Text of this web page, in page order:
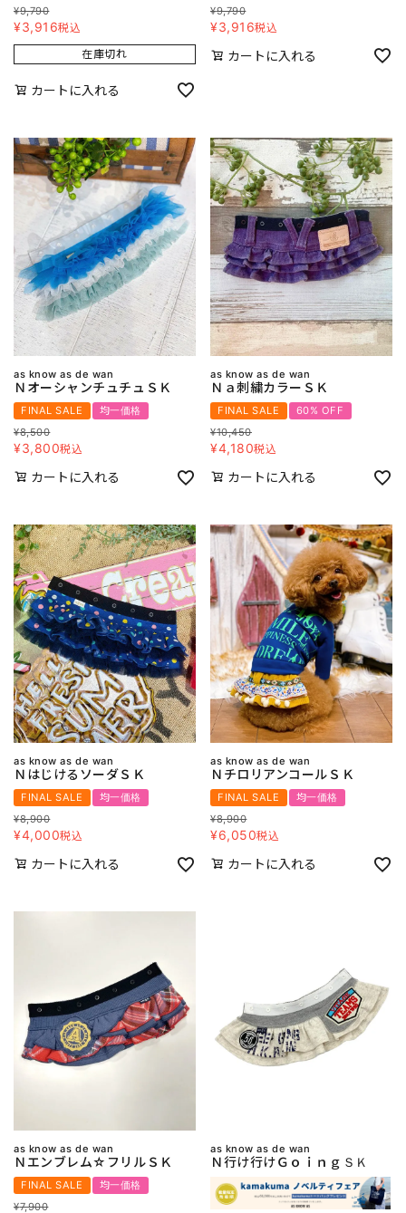
¥9,790
¥3,916税込
在庫切れ
カートに入れる
¥9,790
¥3,916税込
カートに入れる
as know as de wan
ＮオーシャンチュチュＳＫ
FINAL SALE
均一価格
¥8,500
¥3,800税込
カートに入れる
as know as de wan
Ｎａ刺繍カラーＳＫ
FINAL SALE
60% OFF
¥10,450
¥4,180税込
カートに入れる
as know as de wan
ＮはじけるソーダＳＫ
FINAL SALE
均一価格
¥8,900
¥4,000税込
カートに入れる
as know as de wan
ＮチロリアンコールＳＫ
FINAL SALE
均一価格
¥8,900
¥6,050税込
カートに入れる
as know as de wan
Ｎエンブレム☆フリルＳＫ
FINAL SALE
均一価格
¥7,900
as know as de wan
Ｎ行け行けＧｏｉｎｇＳＫ